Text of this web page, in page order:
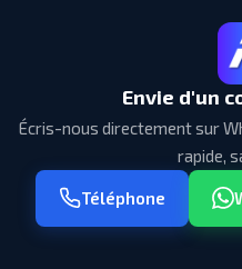
Envie d'un
Écris-nous directement sur
rapide,
Téléphone